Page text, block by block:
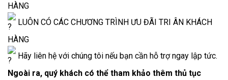
HÀNG
LUÔN CÓ CÁC CHƯƠNG TRÌNH ƯU ĐÃI TRI ÂN KHÁCH
HÀNG
Hãy liên hệ với chúng tôi nếu bạn cần hỗ trợ ngay lập tức.
Ngoài ra, quý khách có thể tham khảo thêm thủ tục